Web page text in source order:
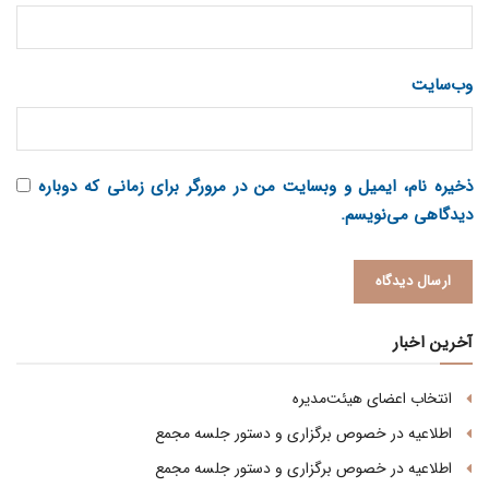
وب‌سایت
ذخیره نام، ایمیل و وبسایت من در مرورگر برای زمانی که دوباره
دیدگاهی می‌نویسم.
آخرین اخبار
انتخاب اعضای هیئت‌مدیره
اطلاعیه در خصوص برگزاری و دستور جلسه مجمع
اطلاعیه در خصوص برگزاری و دستور جلسه مجمع